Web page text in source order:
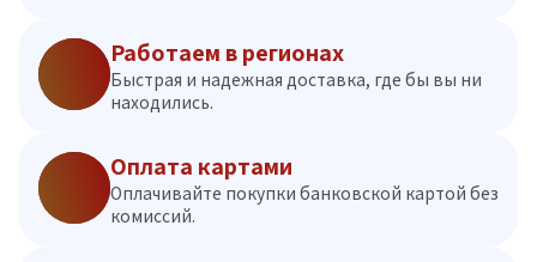
Работаем в регионах
Быстрая и надежная доставка, где бы вы ни
находились.
Оплата картами
Оплачивайте покупки банковской картой без
комиссий.